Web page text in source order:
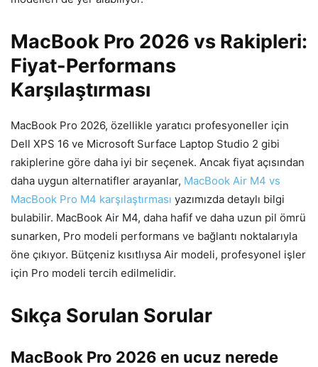
MacBook Pro 2026 vs Rakipleri:
Fiyat-Performans
Karşılaştırması
MacBook Pro 2026, özellikle yaratıcı profesyoneller için
Dell XPS 16 ve Microsoft Surface Laptop Studio 2 gibi
rakiplerine göre daha iyi bir seçenek. Ancak fiyat açısından
daha uygun alternatifler arayanlar, MacBook Air M4 vs
MacBook Pro M4 karşılaştırması yazımızda detaylı bilgi
bulabilir. MacBook Air M4, daha hafif ve daha uzun pil ömrü
sunarken, Pro modeli performans ve bağlantı noktalarıyla
öne çıkıyor. Bütçeniz kısıtlıysa Air modeli, profesyonel işler
için Pro modeli tercih edilmelidir.
Sıkça Sorulan Sorular
MacBook Pro 2026 en ucuz nerede